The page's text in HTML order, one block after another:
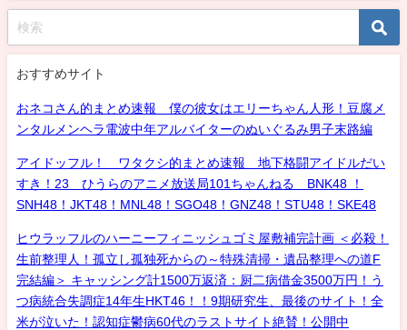
おすすめサイト
おネコさん的まとめ速報 僕の彼女はエリーちゃん人形！豆腐メ
ンタルメンヘラ電波中年アルバイターのぬいぐるみ男子末路編
アイドッフル！ ワタクシ的まとめ速報 地下格闘アイドルだい
すき！23 ひうらのアニメ放送局101ちゃんねる BNK48 ！
SNH48！JKT48！MNL48！SGO48！GNZ48！STU48！SKE48
ヒウラッフルのハーニーフィニッシュゴミ屋敷補完計画 ＜必殺！
生前整理人！孤立し孤独死からの～特殊清掃・遺品整理への道F
完結編＞ キャッシング計1500万返済：厨二病借金3500万円！う
つ病統合失調症14年生HKT46！！9期研究生、最後のサイト！全
米が泣いた！認知症鬱病60代のラストサイト絶賛！公開中